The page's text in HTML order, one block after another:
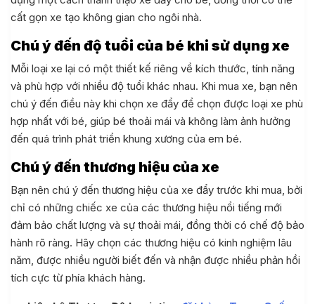
cất gọn xe tạo không gian cho ngôi nhà.
Chú ý đến độ tuổi của bé khi sử dụng xe
Mỗi loại xe lại có một thiết kế riêng về kích thước, tính năng
và phù hợp với nhiều độ tuổi khác nhau. Khi mua xe, bạn nên
chú ý đến điều này khi chọn xe đẩy để chọn được loại xe phù
hợp nhất với bé, giúp bé thoải mái và không làm ảnh hưởng
đến quá trình phát triển khung xương của em bé.
Chú ý đến thương hiệu của xe
Bạn nên chú ý đến thương hiệu của xe đẩy trước khi mua, bởi
chỉ có những chiếc xe của các thương hiệu nổi tiếng mới
đảm bảo chất lượng và sự thoải mái, đồng thời có chế độ bảo
hành rõ ràng. Hãy chọn các thương hiệu có kinh nghiệm lâu
năm, được nhiều người biết đến và nhận được nhiều phản hồi
tích cực từ phía khách hàng.